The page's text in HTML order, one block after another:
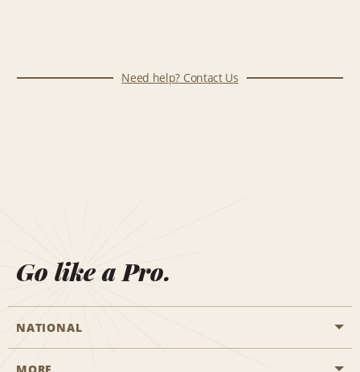
Need help? Contact Us
Go like a Pro.
NATIONAL
MORE